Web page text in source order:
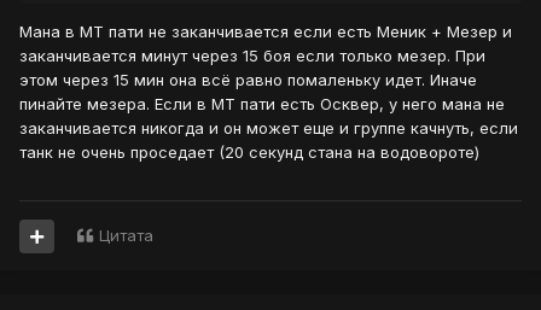
Мана в МТ пати не заканчивается если есть Меник + Мезер и
заканчивается минут через 15 боя если только мезер. При
этом через 15 мин она всё равно помаленьку идет. Иначе
пинайте мезера. Если в МТ пати есть Осквер, у него мана не
заканчивается никогда и он может еще и группе качнуть, если
танк не очень проседает (20 секунд стана на водовороте)
Цитата